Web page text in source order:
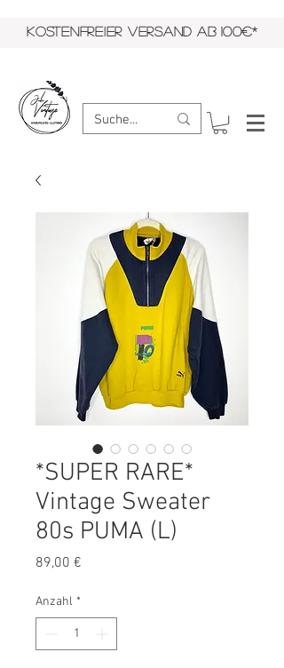
KOSTENFREIER VERSAND AB 100€*
*SUPER RARE*
Vintage Sweater
80s PUMA (L)
89,00 €
Anzahl *